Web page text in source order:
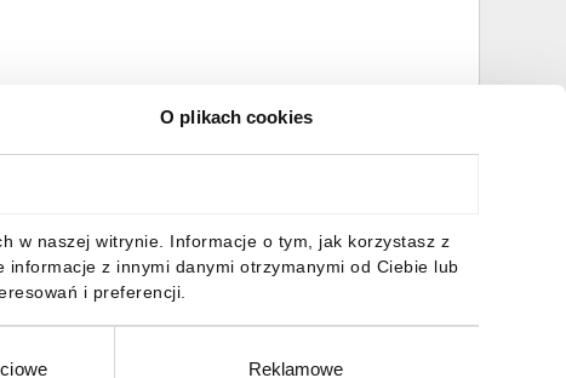
O plikach cookies
w naszej witrynie. Informacje o tym, jak korzystasz z
informacje z innymi danymi otrzymanymi od Ciebie lub
i preferencji.
Reklamowe